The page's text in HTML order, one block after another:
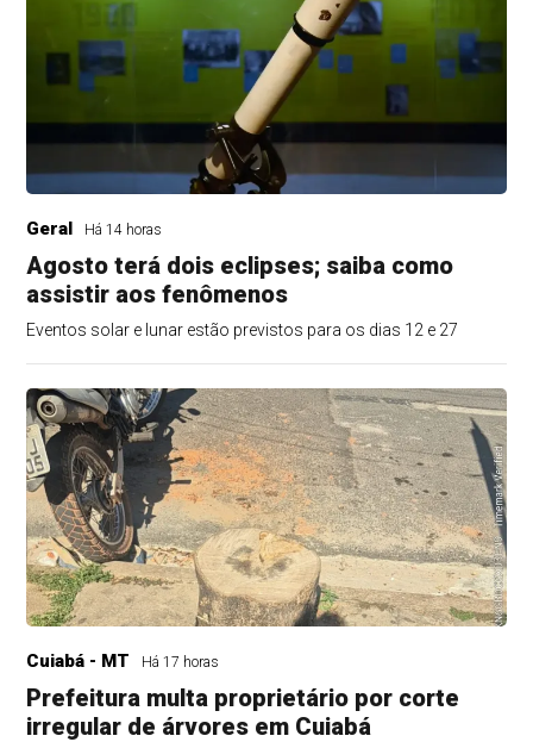
Geral Há 14 horas
Agosto terá dois eclipses; saiba como
assistir aos fenômenos
Eventos solar e lunar estão previstos para os dias 12 e 27
Cuiabá - MT Há 17 horas
Prefeitura multa proprietário por corte
irregular de árvores em Cuiabá